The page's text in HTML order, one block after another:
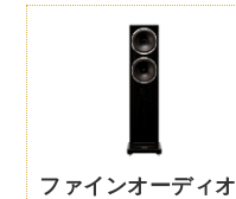
ファインオーディオ